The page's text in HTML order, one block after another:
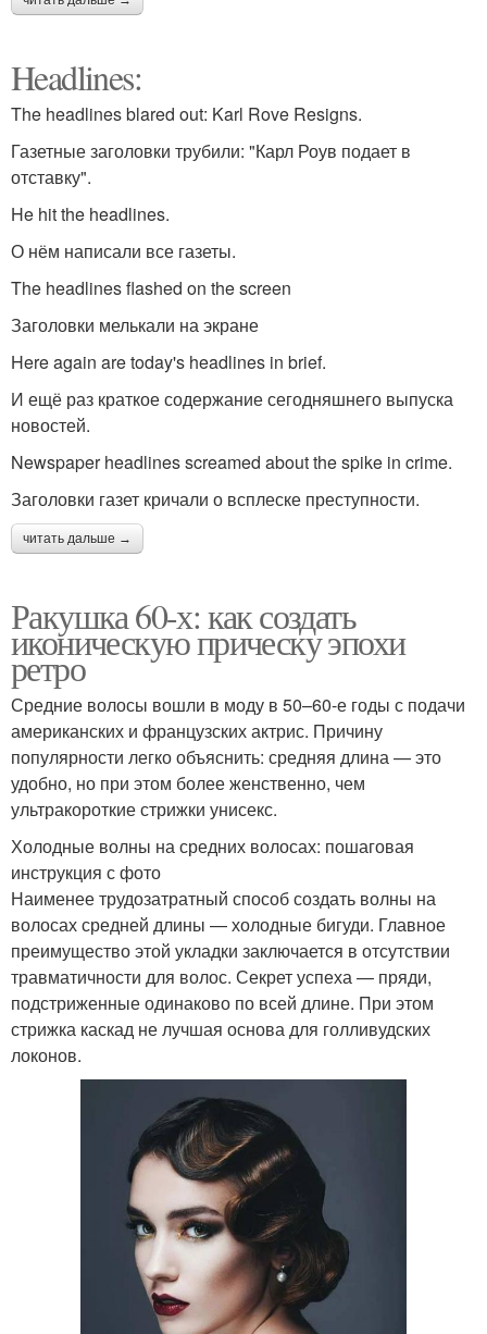
Headlines:
The headlines blared out: Karl Rove Resigns.
Газетные заголовки трубили: "Карл Роув подает в
отставку".
He hit the headlines.
О нём написали все газеты.
The headlines flashed on the screen
Заголовки мелькали на экране
Here again are today's headlines in brief.
И ещё раз краткое содержание сегодняшнего выпуска
новостей.
Newspaper headlines screamed about the spike in crime.
Заголовки газет кричали о всплеске преступности.
читать дальше →
Ракушка 60-х: как создать
иконическую прическу эпохи
ретро
Средние волосы вошли в моду в 50–60-е годы с подачи
американских и французских актрис. Причину
популярности легко объяснить: средняя длина — это
удобно, но при этом более женственно, чем
ультракороткие стрижки унисекс.
Холодные волны на средних волосах: пошаговая
инструкция с фото
Наименее трудозатратный способ создать волны на
волосах средней длины — холодные бигуди. Главное
преимущество этой укладки заключается в отсутствии
травматичности для волос. Секрет успеха — пряди,
подстриженные одинаково по всей длине. При этом
стрижка каскад не лучшая основа для голливудских
локонов.